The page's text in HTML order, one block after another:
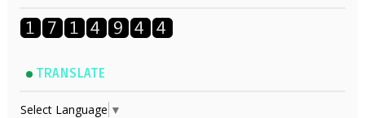
TRANSLATE
Select Language ▼